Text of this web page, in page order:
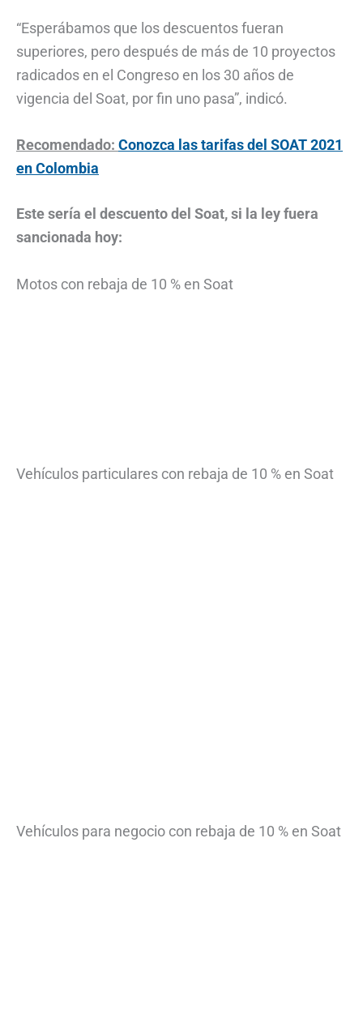
“Esperábamos que los descuentos fueran
superiores, pero después de más de 10 proyectos
radicados en el Congreso en los 30 años de
vigencia del Soat, por fin uno pasa”, indicó.
Recomendado: Conozca las tarifas del SOAT 2021
en Colombia
Este sería el descuento del Soat, si la ley fuera
sancionada hoy:
Motos con rebaja de 10 % en Soat
Vehículos particulares con rebaja de 10 % en Soat
Vehículos para negocio con rebaja de 10 % en Soat